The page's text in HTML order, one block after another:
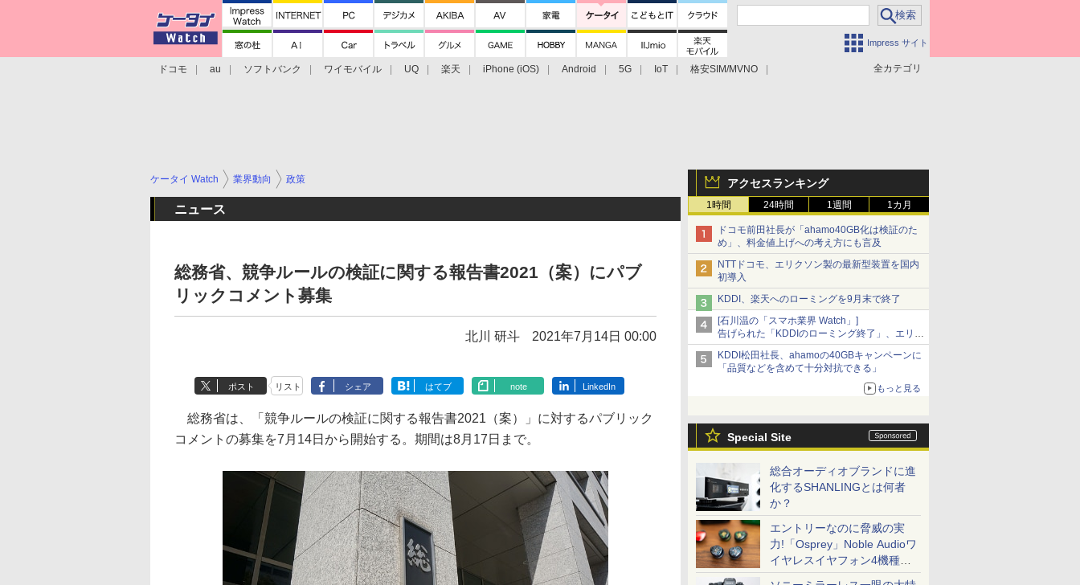
Impress サイト
全カテゴリ
ドコモ au ソフトバンク ワイモバイル UQ 楽天 iPhone (iOS) Android 5G IoT
格安SIM/MVNO
アクセスランキング
1時間 24時間 1週間 1カ月
ドコモ前田社長が「ahamo40GB化は検証のた
め」、料金値上げへの考え方にも言及
NTTドコモ、エリクソン製の最新型装置を国内
初導入
KDDI、楽天へのローミングを9月末で終了
[石川温の「スマホ業界 Watch」]
告げられた「KDDIのローミング終了」、エリア
マップの落とし穴と楽天モバイルの課題
KDDI松田社長、ahamoの40GBキャンペーンに
「品質などを含めて十分対抗できる」
もっと見る
Special Site
総合オーディオブランドに進
化するSHANLINGとは何者
か？
エントリーなのに脅威の実
力!「Osprey」Noble Audioワ
イヤレスイヤフォン4機種を
一気に聴く
ケータイ Watch 業界動向 政策
ニュース
総務省、競争ルールの検証に関する報告書2021（案）にパブ
リックコメント募集
北川 研斗 2021年7月14日 00:00
ポスト リスト シェア はてブ note LinkedIn
総務省は、「競争ルールの検証に関する報告書2021（案）」に対するパブリック
コメントの募集を7月14日から開始する。期間は8月17日まで。